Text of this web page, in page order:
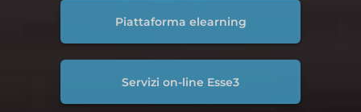
Piattaforma elearning
Servizi on-line Esse3